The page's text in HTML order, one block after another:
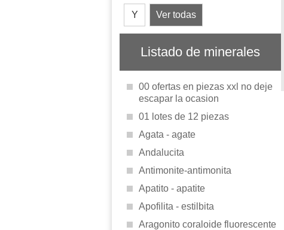
Y Ver todas
Listado de minerales
00 ofertas en piezas xxl no deje
escapar la ocasion
01 lotes de 12 piezas
Agata - agate
Andalucita
Antimonite-antimonita
Apatito - apatite
Apofilita - estilbita
Aragonito coraloide fluorescente